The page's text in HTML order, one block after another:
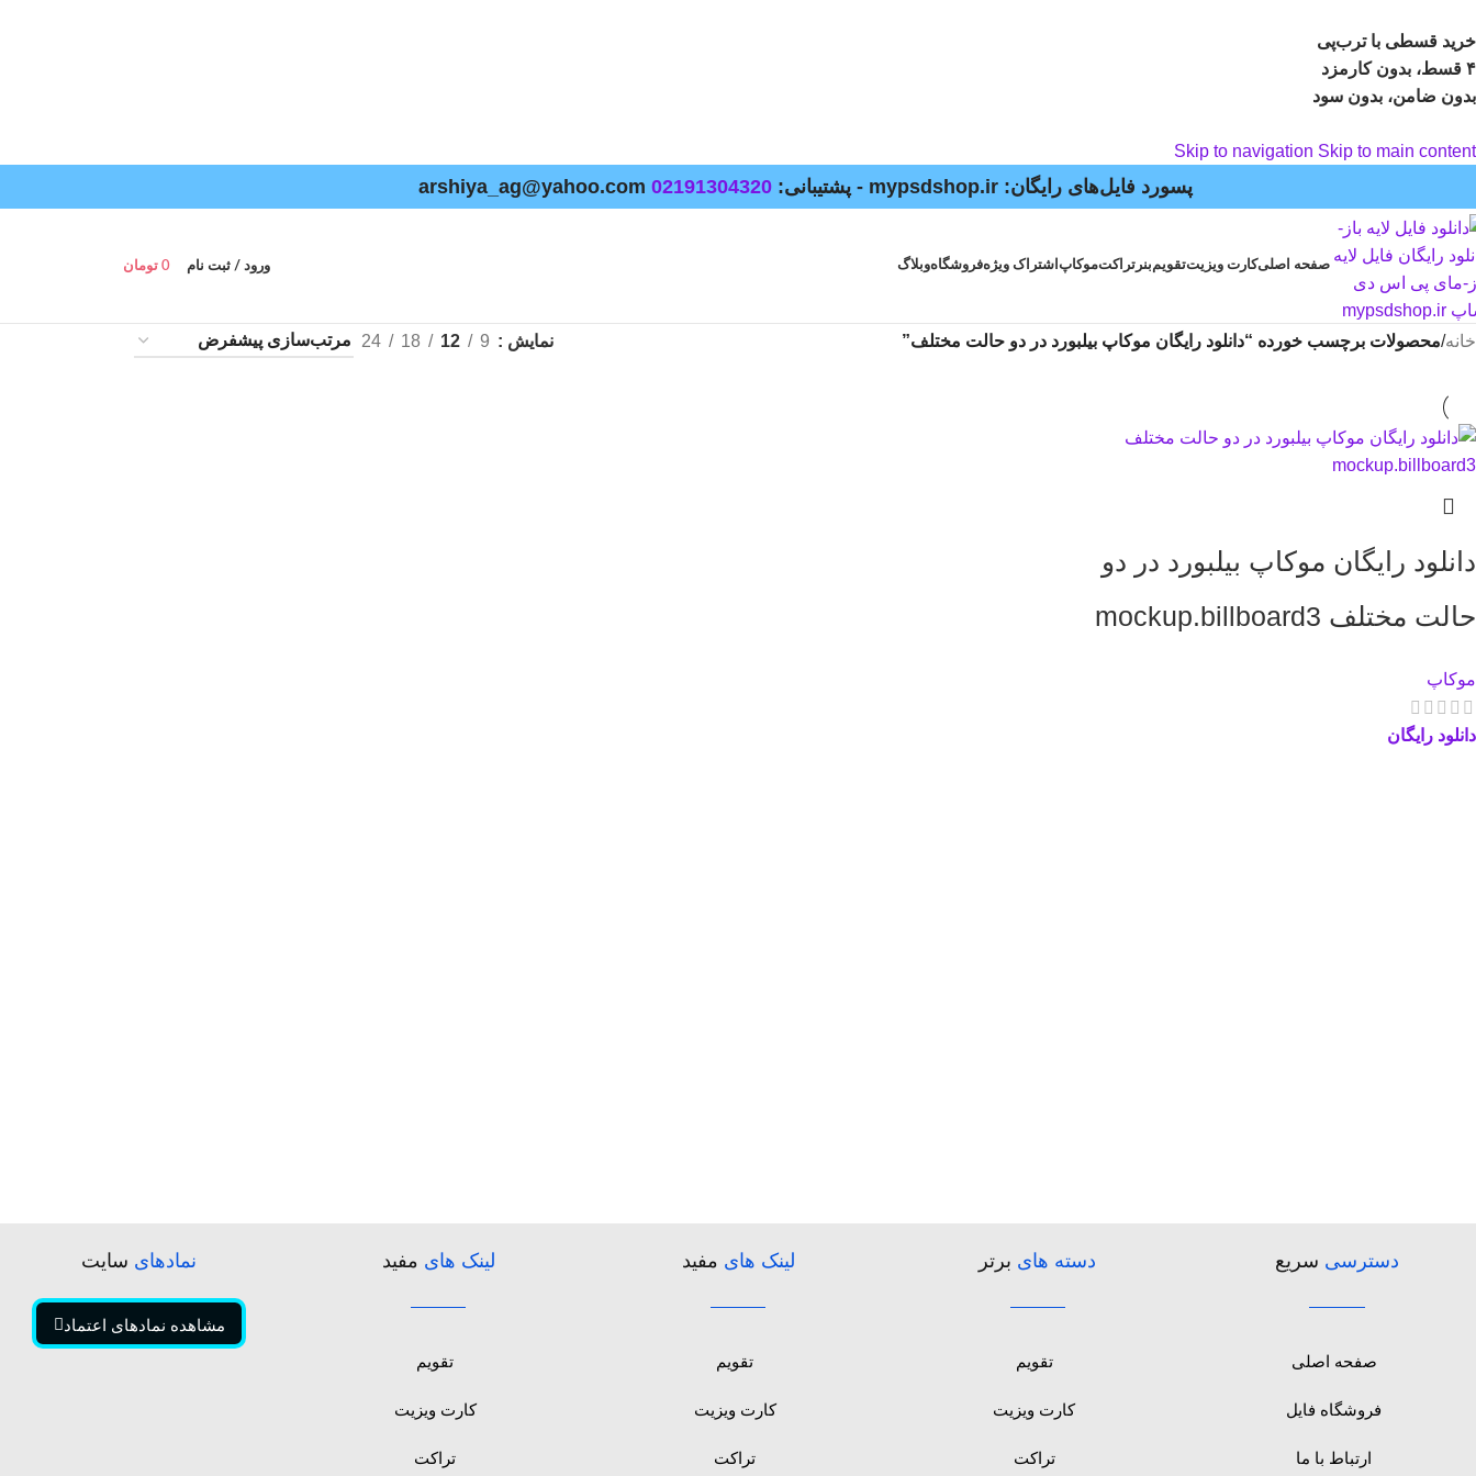
خرید قسطی با ترب‌پی
۴ قسط، بدون کارمزد
بدون ضامن، بدون سود
Skip to navigation Skip to main content
پسورد فایل‌های رایگان: mypsdshop.ir - پشتیبانی: arshiya_ag@yahoo.com 02191304320
صفحه اصلیکارت ویزیتتقویمبنر تراکتموکاپ اشتراک ویژهفروشگاهوبلاگ ورود / ثبت نام 0 تومان
خانه/محصولات برچسب خورده “دانلود رایگان موکاپ بیلبورد در دو حالت مختلف” نمایش 9
12
18
24
دانلود رایگان موکاپ بیلبورد در دو
حالت مختلف mockup.billboard3
موکاپ
دانلود رایگان
دسترسی سریع
صفحه اصلی
فروشگاه فایل
ارتباط با ما
دسته های برتر
تقویم
کارت ویزیت
تراکت
لینک های مفید
تقویم
کارت ویزیت
تراکت
لینک های مفید
تقویم
کارت ویزیت
تراکت
نمادهای سایت
مشاهده نمادهای اعتماد